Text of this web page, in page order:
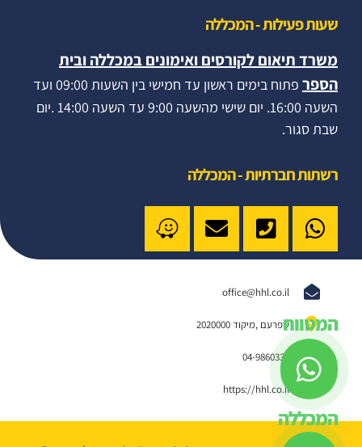
שעות פעילות - המכללה
משרד תיאום לקורסים ואימונים במכללה ובית
הספר
פתוח בימים ראשון עד חמישי בין השעות 09:00 ועד
השעה 16:00. יום שישי מהשעה 9:00 עד השעה 14:00 .יום
שבת סגור.
רשתות חברתיות - המכללה
office@hhl.co.il
שפרעם ,מיקוד 2020000
04-9860332
https://hhl.co.il
המטווח
המכללה